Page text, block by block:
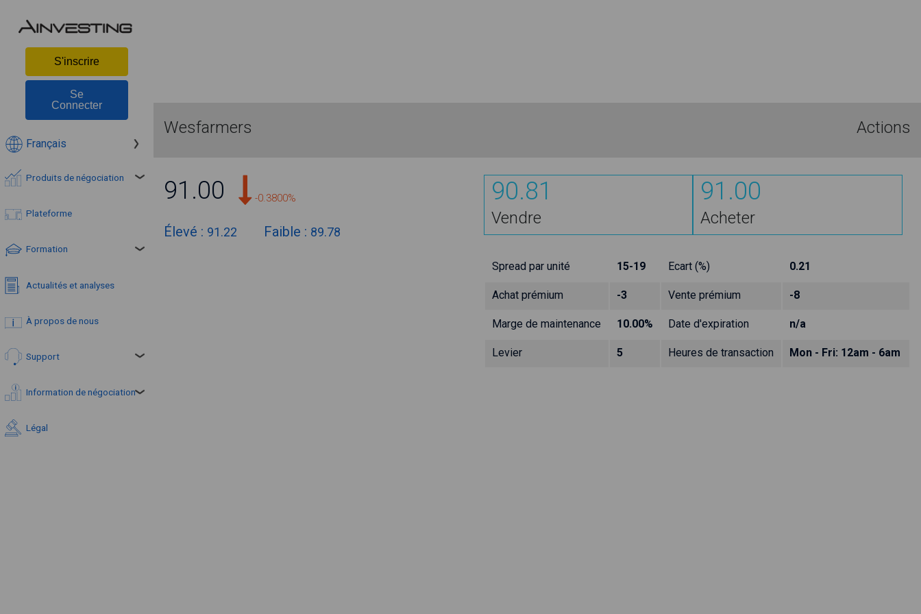
S'inscrire
Se
Connecter
Français
Produits de négociation
Plateforme
Formation
Actualités et analyses
À propos de nous
Support
Information de négociation
Légal
Wesfarmers Actions
91.00 -0.3800%
Élevé : 91.22 Faible : 89.78
90.81
Vendre
91.00
Acheter
Spread par unité 15-19 Ecart (%) 0.21
Achat prémium -3 Vente prémium -8
Marge de maintenance 10.00% Date d'expiration n/a
Levier 5 Heures de transaction Mon - Fri: 12am - 6am